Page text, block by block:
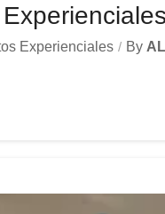
Experienciales By